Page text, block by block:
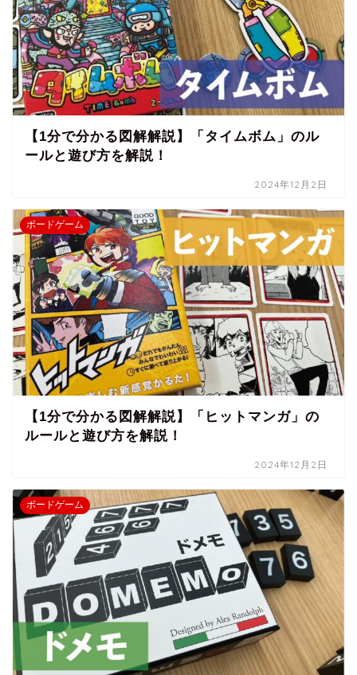
【1分で分かる図解解説】「タイムボム」のル
ールと遊び方を解説！
2024年12月2日
ボードゲーム
【1分で分かる図解解説】「ヒットマンガ」の
ルールと遊び方を解説！
2024年12月2日
ボードゲーム